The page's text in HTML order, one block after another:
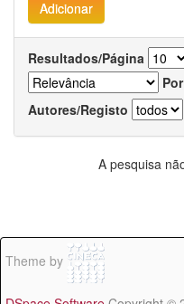
Resultados/Página
Autores/Registo
A pesquisa
Theme by